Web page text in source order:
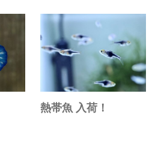
熱帯魚 入荷！